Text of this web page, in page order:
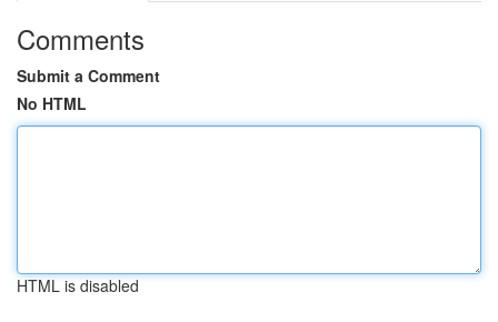
Comments
Submit a Comment
No HTML
HTML is disabled